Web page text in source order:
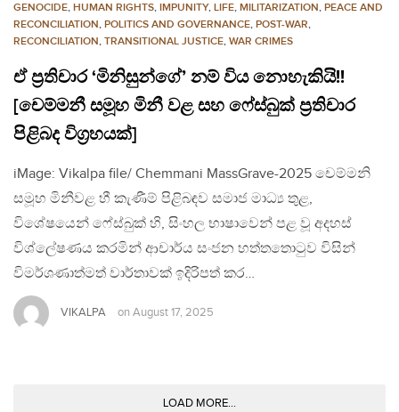
GENOCIDE, HUMAN RIGHTS, IMPUNITY, LIFE, MILITARIZATION, PEACE AND
RECONCILIATION, POLITICS AND GOVERNANCE, POST-WAR,
RECONCILIATION, TRANSITIONAL JUSTICE, WAR CRIMES
ඒ ප්‍රතිචාර ‘මිනිසුන්ගේ’ නම් විය නොහැකියි!!
‍[චෙම්මනී සමූහ මිනී වළ සහ ෆේස්බුක් ප්‍රතිචාර
පිළිබද විග්‍රහයක්]
iMage: Vikalpa file/ Chemmani MassGrave-2025 චෙම්මනි
සමූහ මිනීවළ හී කැණීම් පිළිබඳව සමාජ මාධ්‍ය තුළ,
විශේෂයෙන් ෆේස්බුක් හි, සිංහල භාෂාවෙන් පළ වූ අදහස්
විශ්ලේෂණය කරමින් ආචාර්ය සංජන හත්තතොටුව විසින්
විමර්ශණාත්මත් වාර්තාවක් ඉදිරිපත් කර…
VIKALPA on August 17, 2025
LOAD MORE...